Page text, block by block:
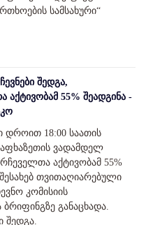
სამსახური“
შედგა,
აქტივობამ 55% შეადგინა -
18:00 საათის
ვადამდელ
აქტივობამ 55%
შესახებ თვითაღიარებული
კომისიის
განაცხადა.
შედგა.